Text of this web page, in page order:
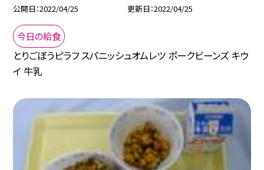
公開日 2022/04/25 更新日 2022/04/25
今日の給食
とりごぼうピラフ スパニッシュオムレツ ポークビーンズ キウ
イ 牛乳